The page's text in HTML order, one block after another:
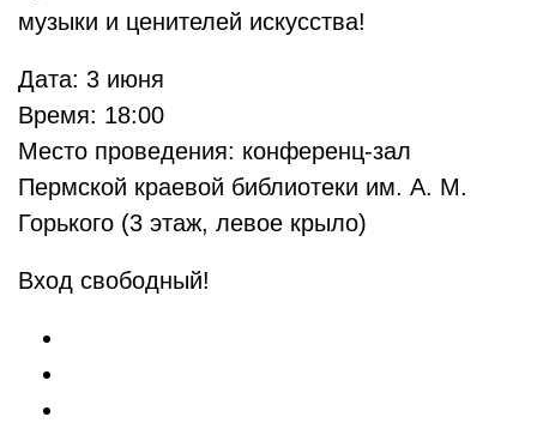
музыки и ценителей искусства!
Дата: 3 июня
Время: 18:00
Место проведения: конференц-зал
Пермской краевой библиотеки им. А. М.
Горького (3 этаж, левое крыло)
Вход свободный!